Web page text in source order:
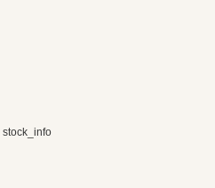
stock_info